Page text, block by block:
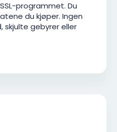
programmet. Du
du kjøper. Ingen
skjulte gebyrer eller